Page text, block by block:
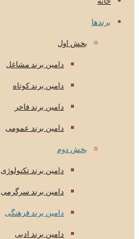
برندها
بخش اول
دامین برند مشاغل
دامین برند کوتاه
دامین برند فاخر
دامین برند عمومی
بخش دوم
دامین برند تکنولوژی
دامین برند سرگرمی
دامین برند فرهنگی
دامین برند ادبی